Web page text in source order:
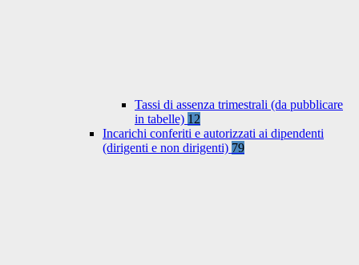
Tassi di assenza trimestrali (da pubblicare
in tabelle) 12
Incarichi conferiti e autorizzati ai dipendenti
(dirigenti e non dirigenti) 79